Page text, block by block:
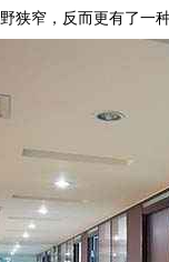
狭窄，反而更有了一